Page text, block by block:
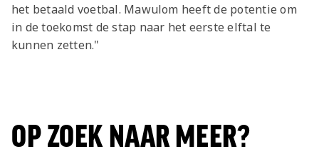
het betaald voetbal. Mawulom heeft de potentie om
in de toekomst de stap naar het eerste elftal te
kunnen zetten."
OP ZOEK NAAR MEER?